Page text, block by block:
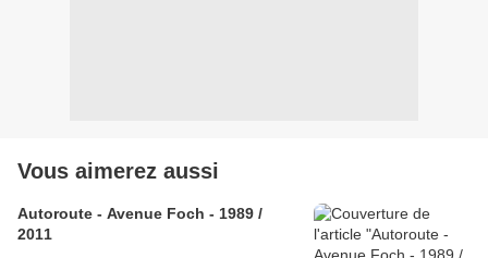
Vous aimerez aussi
Autoroute - Avenue Foch - 1989 /
2011